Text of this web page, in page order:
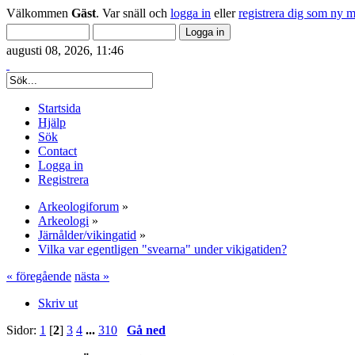
Välkommen Gäst. Var snäll och logga in ellerregistrera dig som ny
augusti 08, 2026, 11:46
Startsida
Hjälp
Sök
Contact
Logga in
Registrera
Arkeologiforum »
Arkeologi »
Järnålder/vikingatid »
Vilka var egentligen "svearna" under vikigatiden?
« föregående nästa »
Skriv ut
Sidor: 1 [2] 3 4 ... 310 Gå ned